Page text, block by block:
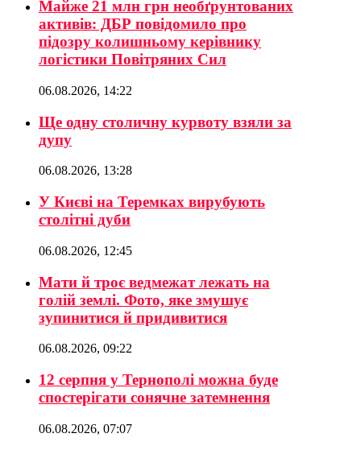
Майже 21 млн грн необґрунтованих
активів: ДБР повідомило про
підозру колишньому керівнику
логістики Повітряних Сил
06.08.2026, 14:22
Ще одну столичну курвоту взяли за
дупу
06.08.2026, 13:28
У Києві на Теремках вирубують
столітні дуби
06.08.2026, 12:45
Мати й троє ведмежат лежать на
голій землі. Фото, яке змушує
зупинитися й придивитися
06.08.2026, 09:22
12 серпня у Тернополі можна буде
спостерігати сонячне затемнення
06.08.2026, 07:07